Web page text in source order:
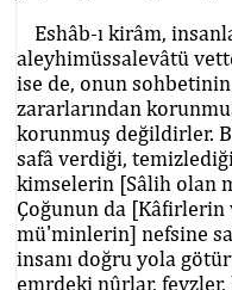
Eshâb-ı kirâm,
aleyhimüssalevâtü
ise de, onun sohbetinin
zararlarından
korunmuş değildirler.
safâ verdiği,
kimselerin [Sâlih olan
Çoğunun da [Kâfirlerin
mü'minlerin] nefsine
insanı doğru yola
emrdeki nûrlar,